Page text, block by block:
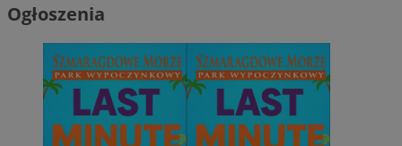
Ogłoszenia